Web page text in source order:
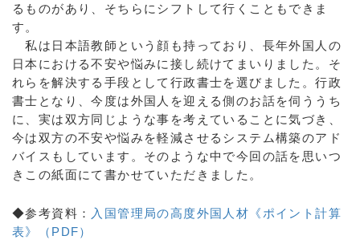
るものがあり、そちらにシフトして行くこともできま
す。
私は日本語教師という顔も持っており、長年外国人の
日本における不安や悩みに接し続けてまいりました。そ
れらを解決する手段として行政書士を選びました。行政
書士となり、今度は外国人を迎える側のお話を伺ううち
に、実は双方同じような事を考えていることに気づき、
今は双方の不安や悩みを軽減させるシステム構築のアド
バイスもしています。そのような中で今回の話を思いつ
きこの紙面にて書かせていただきました。
◆参考資料： 入国管理局の高度外国人材《ポイント計算
表》（PDF）